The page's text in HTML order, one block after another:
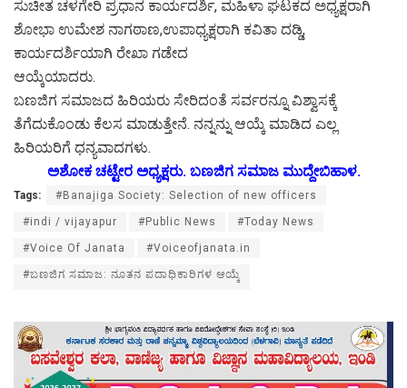
ಸುಚೀತ ಚಳಗೇರಿ ಪ್ರಧಾನ ಕಾರ್ಯದರ್ಶಿ, ಮಹಿಳಾ ಘಟಕದ ಅಧ್ಯಕ್ಷರಾಗಿ
ಶೋಭಾ ಉಮೇಶ ನಾಗಠಾಣ,ಉಪಾಧ್ಯಕ್ಷರಾಗಿ ಕವಿತಾ ದಡ್ಡಿ,
ಕಾರ್ಯದರ್ಶಿಯಾಗಿ ರೇಖಾ ಗಡೇದ
ಆಯ್ಕೆಯಾದರು.
ಬಣಜಿಗ ಸಮಾಜದ ಹಿರಿಯರು ಸೇರಿದಂತೆ ಸರ್ವರನ್ನೂ ವಿಶ್ವಾಸಕ್ಕೆ
ತೆಗೆದುಕೊಂಡು ಕೆಲಸ ಮಾಡುತ್ತೇನೆ. ನನ್ನನ್ನು ಆಯ್ಕೆ ಮಾಡಿದ ಎಲ್ಲ
ಹಿರಿಯರಿಗೆ ಧನ್ಯವಾದಗಳು.
ಅಶೋಕ ಚಟ್ಟೇರ ಅಧ್ಯಕ್ಷರು. ಬಣಜಿಗ ಸಮಾಜ ಮುದ್ದೇಬಿಹಾಳ.
Tags: #Banajiga Society: Selection of new officers
#indi / vijayapur #Public News #Today News
#Voice Of Janata #Voiceofjanata.in
#ಬಣಜಿಗ ಸಮಾಜ: ನೂತನ ಪದಾಧಿಕಾರಿಗಳ ಆಯ್ಕೆ